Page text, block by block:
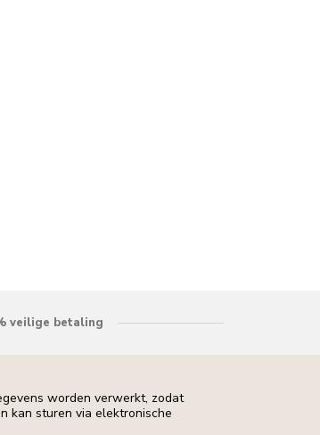
veilige betaling
worden verwerkt, zodat
kan sturen via elektronische